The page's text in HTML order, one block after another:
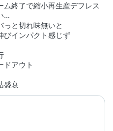
ム終了で縮小再生産デフレス
…
っと切れ味無いと
びインパクト感じず
ドアウト
盛衰